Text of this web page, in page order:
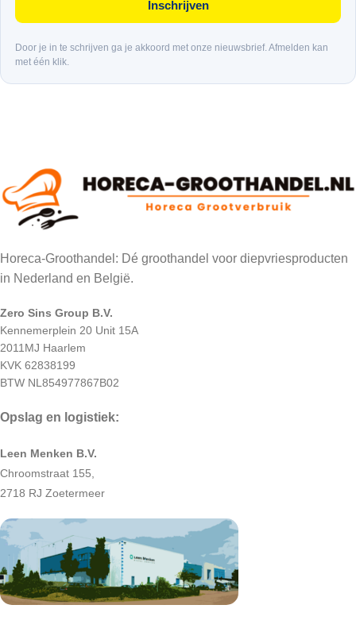
Inschrijven
Door je in te schrijven ga je akkoord met onze nieuwsbrief. Afmelden kan
met één klik.
Horeca-Groothandel: Dé groothandel voor diepvriesproducten
in Nederland en België.
Zero Sins Group B.V.
Kennemerplein 20 Unit 15A
2011MJ Haarlem
KVK 62838199
BTW NL854977867B02
Opslag en logistiek:
Leen Menken B.V.
Chroomstraat 155,
2718 RJ Zoetermeer